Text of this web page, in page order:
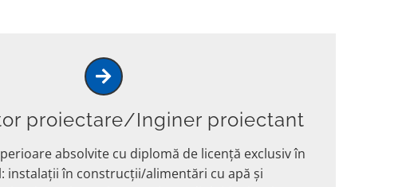
proiectare/Inginer proiectant
absolvite cu diplomă de licență exclusiv în
instalații în construcții/alimentări cu apă și